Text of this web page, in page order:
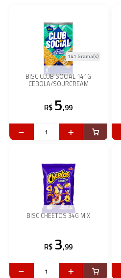
BISC CLUB SOCIAL 141G
CEBOLA/SOURCREAM
141 Grama(s)
R$ 5,99
BISC CHEETOS 34G MIX
R$ 3,99